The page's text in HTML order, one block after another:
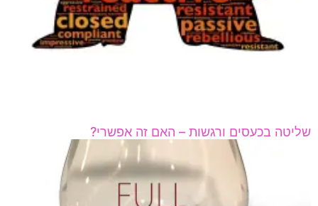
שליטה בכעסים ורגשות – האם זה אפשרי?